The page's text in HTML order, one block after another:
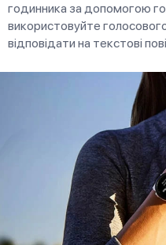
годинника за допомогою
використовуйте
відповідати на текстові